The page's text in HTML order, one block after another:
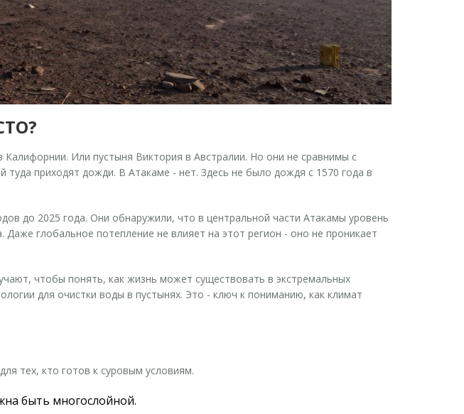
Или пустыня Виктория в Австралии. Но они не сравнимы с
приходят дожди. В Атакаме - нет. Здесь не было дождя с 1570 года в
до 2025 года. Они обнаружили, что в центральной части Атакамы уровень
глобальное потепление не влияет на этот регион - оно не проникает
чтобы понять, как жизнь может существовать в экстремальных
для очистки воды в пустынях. Это - ключ к пониманию, как климат
тех, кто готов к суровым условиям.
быть многослойной.